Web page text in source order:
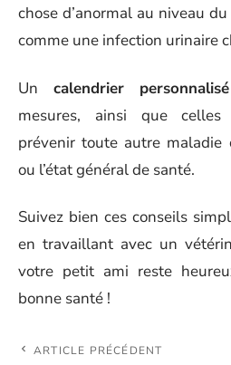
chose d’anormal au niveau
comme une infection urinaire
Un calendrier personnalisé
mesures, ainsi que celles
prévenir toute autre maladie
ou l’état général de santé.
Suivez bien ces conseils
en travaillant avec un
votre petit ami reste
bonne santé !
ARTICLE PRÉCÉDENT